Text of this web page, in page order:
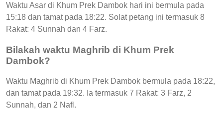
Waktu Asar di Khum Prek Dambok hari ini bermula pada
15:18 dan tamat pada 18:22. Solat petang ini termasuk 8
Rakat: 4 Sunnah dan 4 Farz.
Bilakah waktu Maghrib di Khum Prek
Dambok?
Waktu Maghrib di Khum Prek Dambok bermula pada 18:22,
dan tamat pada 19:32. Ia termasuk 7 Rakat: 3 Farz, 2
Sunnah, dan 2 Nafl.